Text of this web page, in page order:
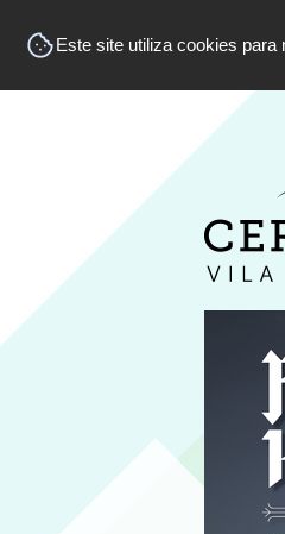
Este site utiliza cookies para